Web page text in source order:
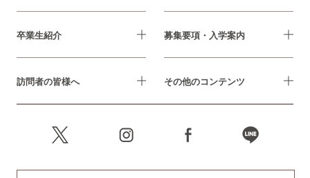
卒業生紹介 募集要項・入学案内
訪問者の皆様へ その他のコンテンツ